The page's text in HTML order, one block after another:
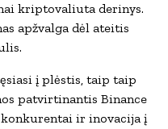
kriptovaliuta derinys.
apžvalga dėl ateitis
į plėstis, taip taip
patvirtinantis Binance
ir inovacija į